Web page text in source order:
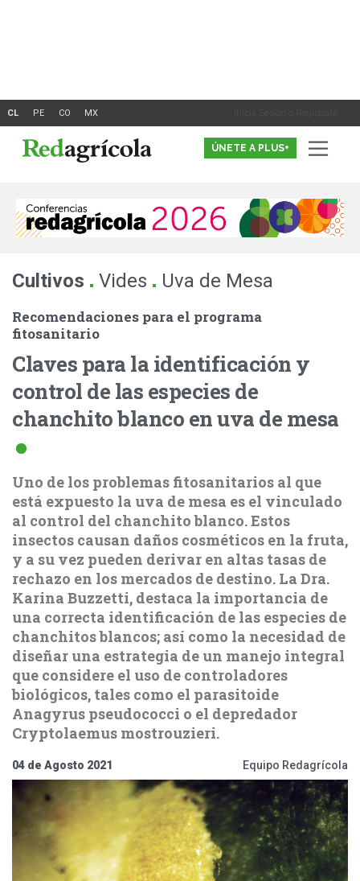
Inicia Sesión o Registrate
ÚNETE A PLUS+
Cultivos . Vides . Uva de Mesa
Recomendaciones para el programa
fitosanitario
Claves para la identificación y
control de las especies de
chanchito blanco en uva de mesa
Uno de los problemas fitosanitarios al que
está expuesto la uva de mesa es el vinculado
al control del chanchito blanco. Estos
insectos causan daños cosméticos en la fruta,
y a su vez pueden derivar en altas tasas de
rechazo en los mercados de destino. La Dra.
Karina Buzzetti, destaca la importancia de
una correcta identificación de las especies de
chanchitos blancos; así como la necesidad de
diseñar una estrategia de un manejo integral
que considere el uso de controladores
biológicos, tales como el parasitoide
Anagyrus pseudococci o el depredador
Cryptolaemus mostrouzieri.
04 de Agosto 2021 Equipo Redagrícola